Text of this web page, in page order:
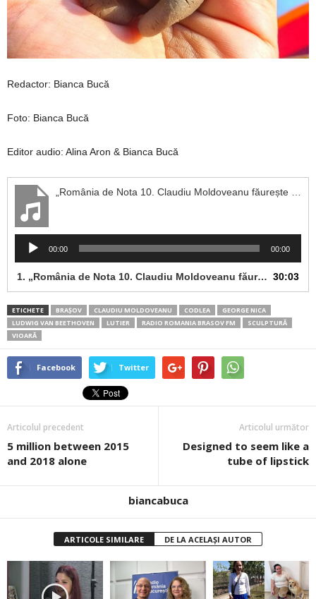
Redactor: Bianca Bucă
Foto: Bianca Bucă
Editor audio: Alina Aron & Bianca Bucă
„România de Nota 10. Claudiu Moldoveanu făurește artă din pământ, fără lumina ochilor”
Player
audio
00:00 00:00
1. „România de Nota 10. Claudiu Moldoveanu făurește artă din pământ, fără lumina ochilor” 30:03
ETICHETE BRAȘOV CLAUDIU MOLDOVEANU CODLEA
GEORGE NICA
LUDWIG VAN BEETHOVEN
LUTIER RADIO ROMANIA BRASOV FM
SCULPTURĂ
VIOARĂ
Facebook Twitter
Articolul precedent
5 million between 2015
and 2018 alone
Articolul următor
Designed to seem like a
tube of lipstick
biancabuca
ARTICOLE SIMILARE DE LA ACELAȘI AUTOR